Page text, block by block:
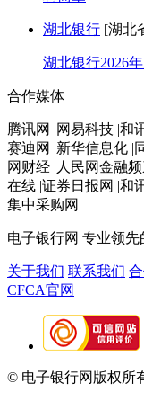
湖北银行 [湖北
湖北银行2026
合作媒体
腾讯网 |网易科技 |和
赛迪网 |新华信息化 |
网财经 |人民网金融
在线 |证券日报网 |和
集中采购网
电子银行网 专业领先
关于我们 联系我们
CFCA官网
© 电子银行网版权所